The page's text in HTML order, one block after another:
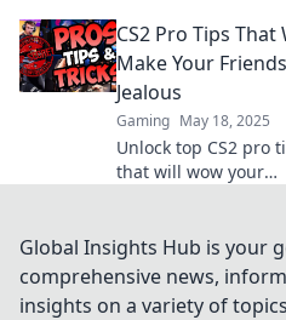
Werde zum Meister
digitalen Gefechts mit
cleveren Tricks und
Strategien.
CS2 Pro Tips That
Make Your Friends
Jealous
Gaming May 18, 2025
Unlock top CS2 pro
that will wow your
them in awe with
essential tricks.
Global Insights Hub is your
comprehensive news,
insights on a variety of